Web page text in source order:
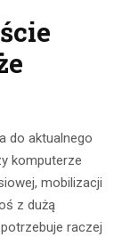
do aktualnego
komputerze
mobilizacji
z dużą
raczej